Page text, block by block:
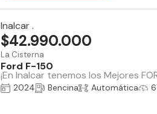
Inalcar .
La Cisterna
Ford F-150
¡En Inalcar tenemos los Mejores
$42.990.000
2024 Bencina Automática